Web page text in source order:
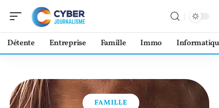
Détente Entreprise Famille Immo
FAMILLE